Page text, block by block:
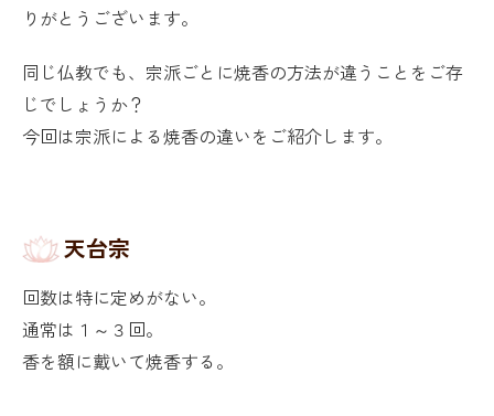
りがとうございます。
同じ仏教でも、宗派ごとに焼香の方法が違うことをご存
じでしょうか？
今回は宗派による焼香の違いをご紹介します。
天台宗
回数は特に定めがない。
通常は１～３回。
香を額に戴いて焼香する。